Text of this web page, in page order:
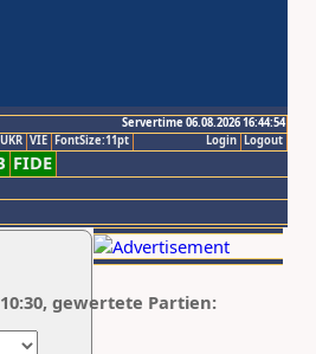
Servertime 06.08.2026 16:44:54
Logout
Login
UKR VIE FontSize:11pt
FIDE
gewertete Partien: